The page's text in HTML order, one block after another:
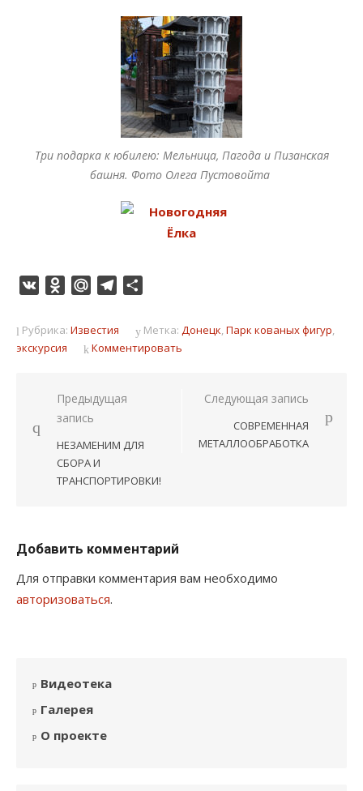
Три подарка к юбилею: Мельница, Пагода и Пизанская
башня. Фото Олега Пустовойта
VK Odnoklassniki
Mail.RuTelegram
Рубрика: Известия Метка: Донецк,Парк кованых фигур,
экскурсия
Комментировать
Навигация
по
записям
Предыдущая
запись
НЕЗАМЕНИМ ДЛЯ
СБОРА И
ТРАНСПОРТИРОВКИ!
Следующая запись
СОВРЕМЕННАЯ
МЕТАЛЛООБРАБОТКА
Добавить комментарий
Для отправки комментария вам необходимо
авторизоваться.
Видеотека
Галерея
О проекте